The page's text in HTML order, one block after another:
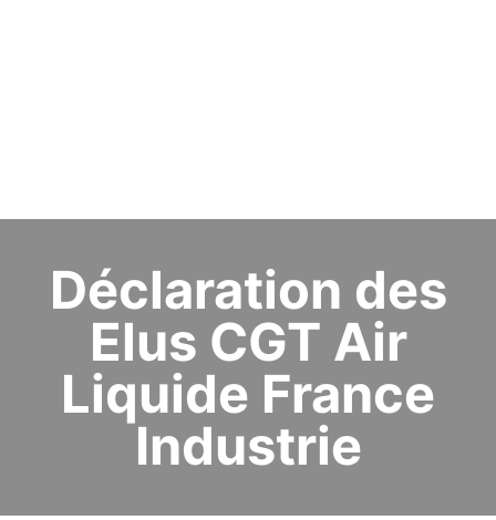
Déclaration des
Elus CGT Air
Liquide France
Industrie